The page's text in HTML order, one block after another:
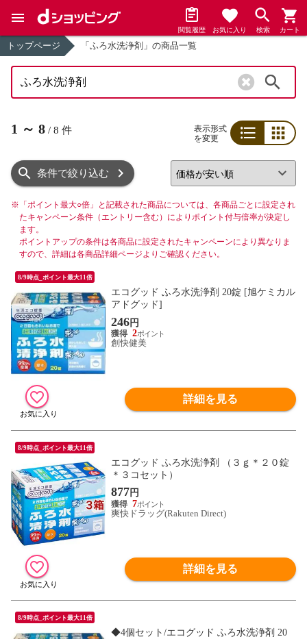
閲覧履歴 お気に入り 検索 カート
トップページ 「ふろ水洗浄剤」の商品一覧
1 ～ 8 / 8 件
表示形式
を変更
条件で絞り込む
※ 「ポイント最大○倍」と記載された商品については、各商品ごとに設定され
たキャンペーン条件（エントリー含む）によりポイント付与倍率が決定し
ます。
ポイントアップの条件は各商品に設定されたキャンペーンにより異なりま
すので、詳細は各商品詳細ページよりご確認ください。
8/9時点_ポイント最大11倍
エコグッド ふろ水洗浄剤 20錠 [旭ケミカル
アドグッド]
246円
2
創快健美
詳細を見る
8/9時点_ポイント最大11倍
エコグッド ふろ水洗浄剤 （３ｇ＊２０錠
＊３コセット）
877 円
7
爽快ドラッグ(Rakuten Direct)
詳細を見る
8/9時点_ポイント最大11倍
◆4個セット/エコグッド ふろ水洗浄剤 20